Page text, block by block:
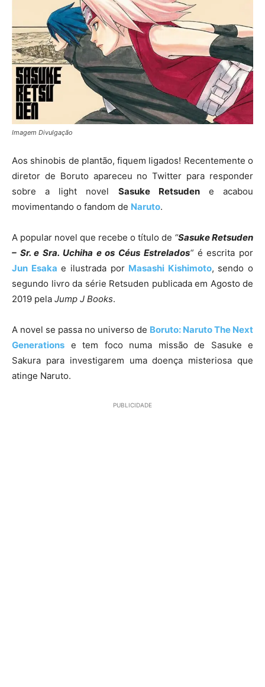
Imagem Divulgação
Aos shinobis de plantão, fiquem ligados! Recentemente o
diretor de Boruto apareceu no Twitter para responder
sobre a light novel Sasuke Retsudene acabou
movimentando o fandom de Naruto.
A popular novel que recebe o título de “Sasuke Retsuden
– Sr. e Sra. Uchiha e os Céus Estrelados“é escrita por
Jun Esaka e ilustrada por Masashi Kishimoto, sendo o
segundo livro da série Retsuden publicada em Agosto de
2019 pela Jump J Books.
A novel se passa no universo de Boruto: Naruto The Next
Generations e tem foco numa missão de Sasuke e
Sakura para investigarem uma doença misteriosa que
atinge Naruto.
PUBLICIDADE